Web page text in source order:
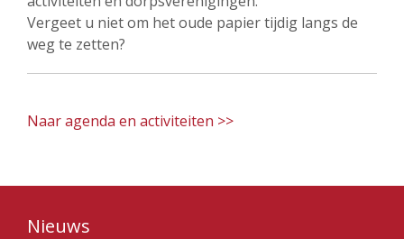
Vergeet u niet om het oude papier tijdig langs de
weg te zetten?
Naar agenda en activiteiten >>
Nieuws